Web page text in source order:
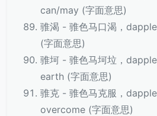
can/may (字面意思)
骓渴 - 骓色马口渴，
(字面意思)
骓坷 - 骓色马坷垃，
earth (字面意思)
骓克 - 骓色马克服，
overcome (字面意思)